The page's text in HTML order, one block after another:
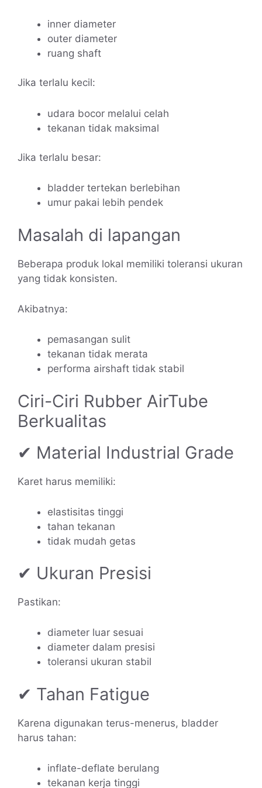
inner diameter
outer diameter
ruang shaft
Jika terlalu kecil:
udara bocor melalui celah
tekanan tidak maksimal
Jika terlalu besar:
bladder tertekan berlebihan
umur pakai lebih pendek
Masalah di lapangan
Beberapa produk lokal memiliki toleransi ukuran
yang tidak konsisten.
Akibatnya:
pemasangan sulit
tekanan tidak merata
performa airshaft tidak stabil
Ciri-Ciri Rubber AirTube
Berkualitas
✔ Material Industrial Grade
Karet harus memiliki:
elastisitas tinggi
tahan tekanan
tidak mudah getas
✔ Ukuran Presisi
Pastikan:
diameter luar sesuai
diameter dalam presisi
toleransi ukuran stabil
✔ Tahan Fatigue
Karena digunakan terus-menerus, bladder
harus tahan:
inflate-deflate berulang
tekanan kerja tinggi